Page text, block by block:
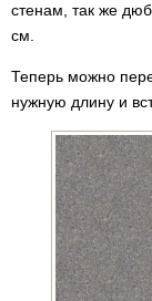
стенам, так же
см.
Теперь можно
нужную длину и